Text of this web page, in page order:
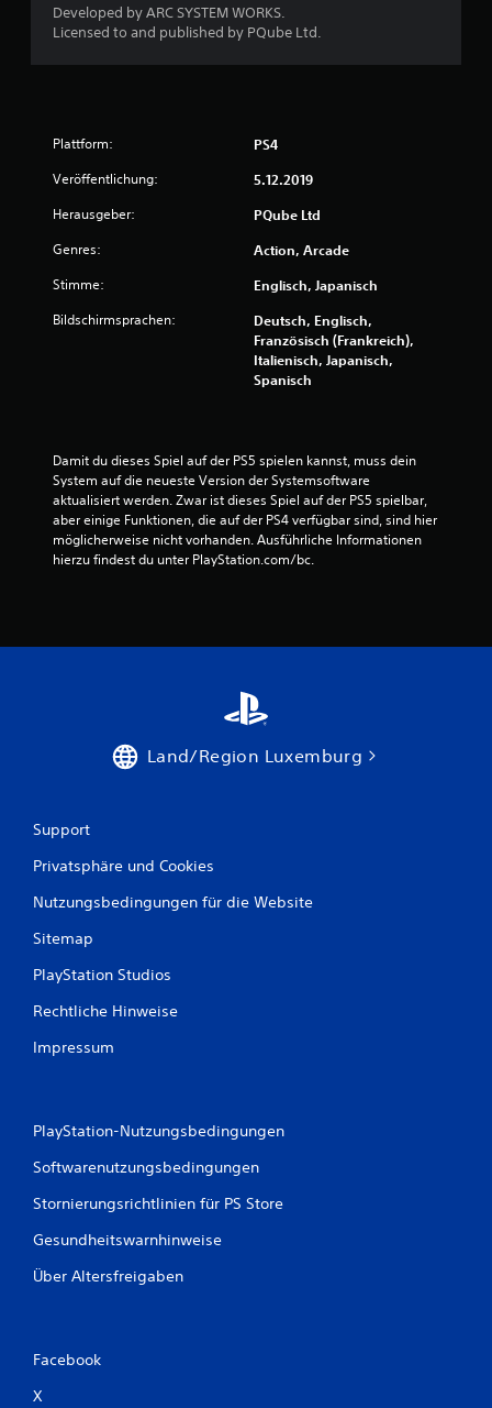
e
9
3
e
Developed by ARC SYSTEM WORKS.
Licensed to and published by PQube Ltd.
Plattform: PS4
Veröffentlichung: 5.12.2019
Herausgeber: PQube Ltd
Genres: Action, Arcade
Stimme: Englisch, Japanisch
Bildschirmsprachen:
Deutsch, Englisch,
Französisch (Frankreich),
Italienisch, Japanisch,
Spanisch
Damit du dieses Spiel auf der PS5 spielen kannst, muss dein
System auf die neueste Version der Systemsoftware
aktualisiert werden. Zwar ist dieses Spiel auf der PS5 spielbar,
aber einige Funktionen, die auf der PS4 verfügbar sind, sind hier
möglicherweise nicht vorhanden. Ausführliche Informationen
hierzu findest du unter PlayStation.com/bc.
Land/Region Luxemburg
Support
Privatsphäre und Cookies
Nutzungsbedingungen für die Website
Sitemap
PlayStation Studios
Rechtliche Hinweise
Impressum
PlayStation-Nutzungsbedingungen
Softwarenutzungsbedingungen
Stornierungsrichtlinien für PS Store
Gesundheitswarnhinweise
Über Altersfreigaben
Facebook
X